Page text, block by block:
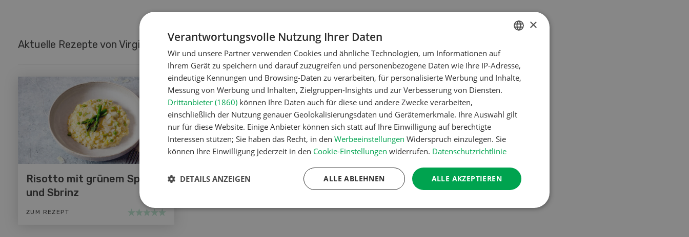
Aktuelle Rezepte von Virginie Bugnon
Risotto mit grünem Spargel
und Sbrinz
ZUM REZEPT
FRENCH
×
Verantwortungsvolle Nutzung Ihrer Daten
Wir und unsere Partner verwenden Cookies und ähnliche Technologien, um Informationen auf
Ihrem Gerät zu speichern und darauf zuzugreifen und personenbezogene Daten wie Ihre IP-Adresse,
eindeutige Kennungen und Browsing-Daten zu verarbeiten, für personalisierte Werbung und Inhalte,
Messung von Werbung und Inhalten, Zielgruppen-Insights und zur Verbesserung von Diensten.
Drittanbieter (1860) können Ihre Daten auch für diese und andere Zwecke verarbeiten,
einschließlich der Nutzung genauer Geolokalisierungsdaten und Gerätemerkmale. Ihre Auswahl gilt
nur für diese Website. Einige Anbieter können sich statt auf Ihre Einwilligung auf berechtigte
Interessen stützen; Sie haben das Recht, in den Werbeeinstellungen Widerspruch einzulegen. Sie
können Ihre Einwilligung jederzeit in den Cookie-Einstellungen widerrufen. Datenschutzrichtlinie
ALLE AKZEPTIEREN
ALLE ABLEHNEN
DETAILS ANZEIGEN